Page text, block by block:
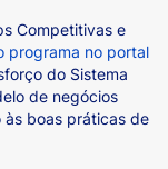
Competitivas e
programa no portal
do Sistema
de negócios
boas práticas de